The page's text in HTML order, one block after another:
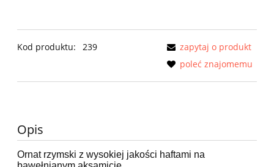
Kod produktu: 239
zapytaj o produkt
poleć znajomemu
Opis
Ornat rzymski z wysokiej jakości haftami na